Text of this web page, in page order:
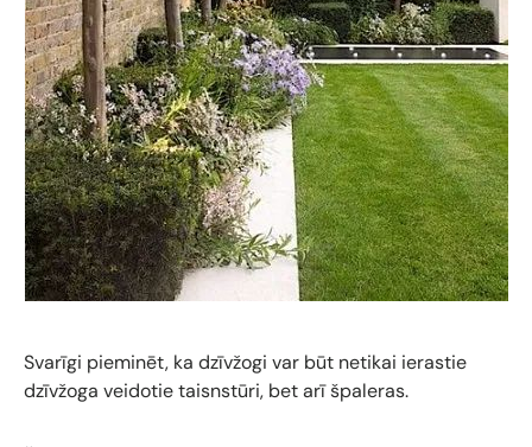
Svarīgi pieminēt, ka dzīvžogi var būt netikai ierastie
dzīvžoga veidotie taisnstūri, bet arī špaleras.